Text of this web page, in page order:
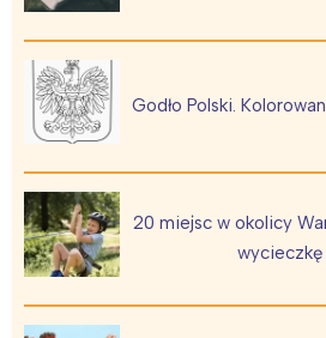
Godło Polski.
20 miejsc w okolicy
Warszawa
Łódź
Trójmiasto
Poznań
Wybieram